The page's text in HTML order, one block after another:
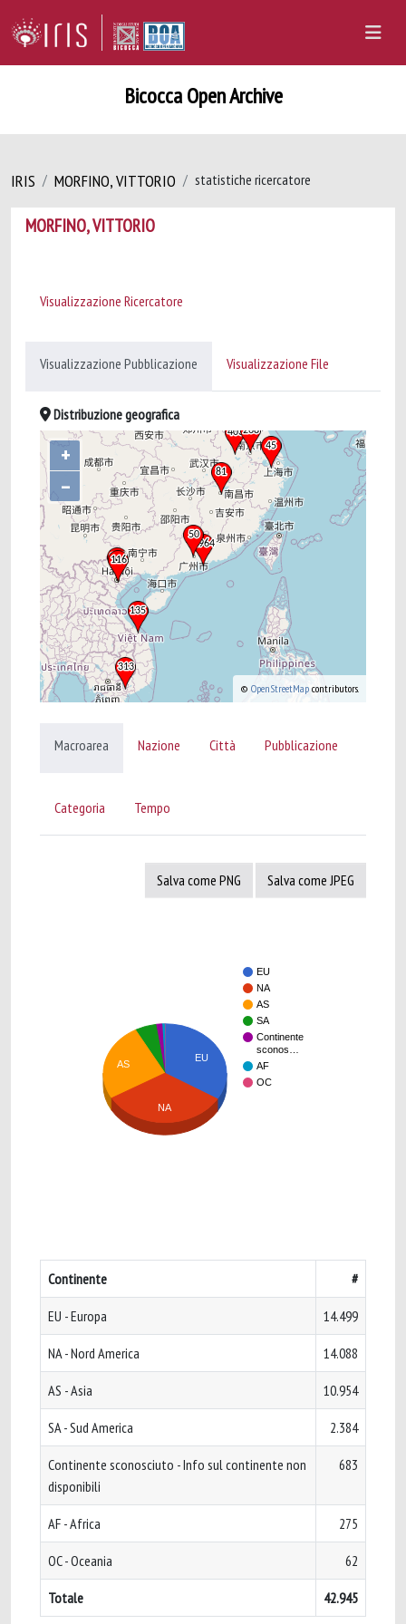
Bicocca Open Archive
IRIS MORFINO, VITTORIO statistiche ricercatore
MORFINO, VITTORIO
Visualizzazione Ricercatore
Visualizzazione Pubblicazione Visualizzazione File
Distribuzione geografica
+
–
© OpenStreetMap contributors.
Macroarea Nazione Città Pubblicazione
Categoria Tempo
Salva come PNG Salva come JPEG
EU
NA
AS
SA
Continente
sconos…
AF
OC
EU
AS
NA
Continente #
EU - Europa 14.499
NA - Nord America 14.088
AS - Asia 10.954
SA - Sud America 2.384
Continente sconosciuto - Info sul continente non
disponibili
683
AF - Africa 275
OC - Oceania 62
Totale 42.945